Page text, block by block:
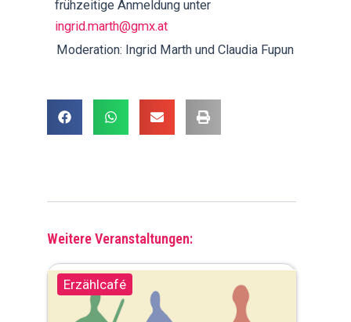
frühzeitige Anmeldung unter
ingrid.marth@gmx.at
Moderation: Ingrid Marth und Claudia Fupun
Weitere Veranstaltungen:
Erzählcafé